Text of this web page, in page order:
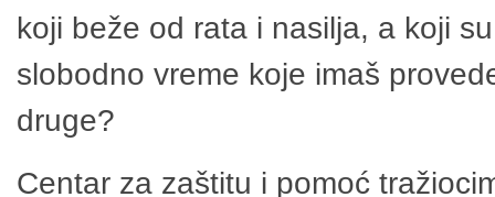
koji beže od rata i nasilja, a koji
slobodno vreme koje imaš
druge?
Centar za zaštitu i pomoć